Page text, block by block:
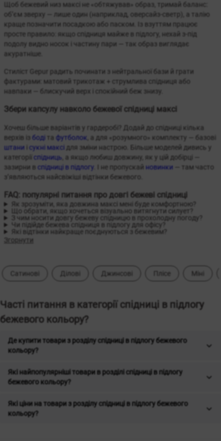
Щоб бежевий низ максі не «обтяжував» образ, тримай баланс:
об’єм зверху — лише один (наприклад, оверсайз-светр), а талію
краще позначити посадкою або паском. Із взуттям працює
просте правило: якщо спідниця майже в підлогу, нехай з-під
подолу видно носок і частину пари — так образ виглядає
акуратніше.
Стиліст Gepur радить починати з нейтральної бази й грати
фактурами: матовий трикотаж + струмлива спідниця або
навпаки — блискучий верх і спокійний беж знизу.
Збери капсулу навколо бежевої спідниці максі
Хочеш більше варіантів у гардеробі? Додай до спідниці кілька
верхів із боді та футболок , а для «розумного» комплекту — базові
штани
сукні максі для зміни настрою. Більше моделей дивись у
категорії спідниць , а якщо любиш довжину, як у цій добірці —
зазирни в спідниці в підлогу . І не пропускай новинки — там часто
з’являються найсвіжіші відтінки бежевого.
FAQ: популярні питання про довгі бежеві спідниці
Як зрозуміти, яка довжина максі мені буде комфортною?
Що обрати, якщо хочеться візуально витягнути силует?
З чим носити довгу бежеву спідницю в прохолодну погоду?
Чи підійде бежева спідниця в підлогу для офісу?
Які відтінки найкраще поєднуються з бежевим?
Згорнути
Сатинові Ділові Джинсові Плісе Міні
Часті питання в категорії спідниці в підлогу
бежевого кольору?
Де купити товари з розділу спідниці в підлогу бежевого
кольору?
Які найпопулярніші товари в розділі спідниці в підлогу
бежевого кольору?
Які ціни на товари з розділу спідниці в підлогу бежевого
кольору?